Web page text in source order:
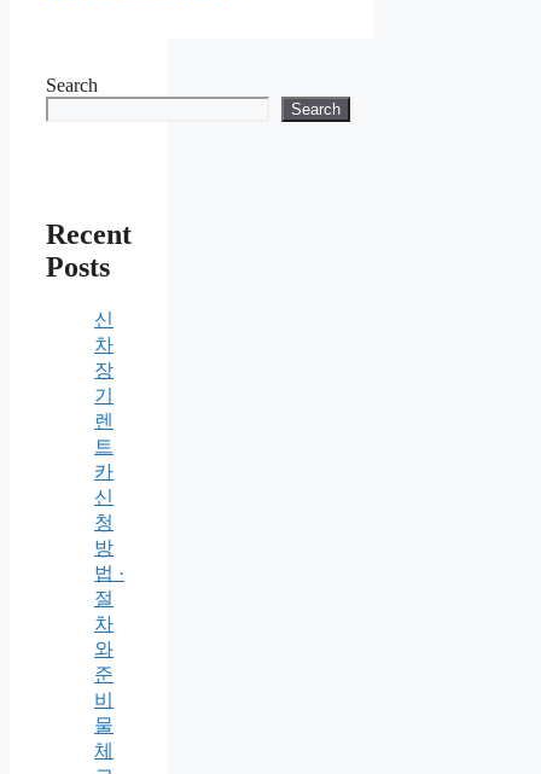
Search
Search
Recent
Posts
신
차
장
기
렌
트
카
신
청
방
법 ·
절
차
와
준
비
물
체